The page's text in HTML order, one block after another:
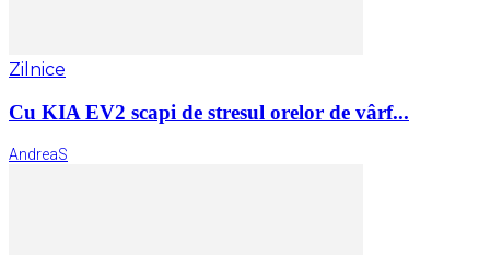
Zilnice
Cu KIA EV2 scapi de stresul orelor de vârf...
AndreaS